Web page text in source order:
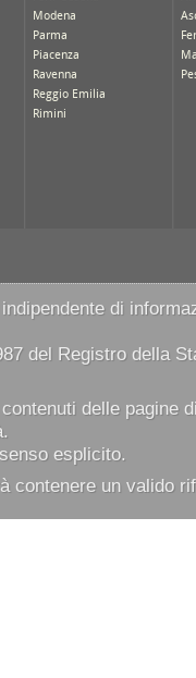
di
del Registro della
delle pagine
esplicito.
contenere un valido